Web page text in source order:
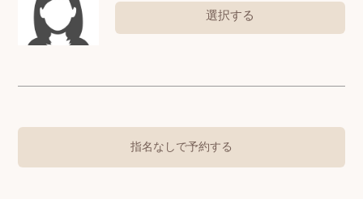
選択する
指名なしで予約する